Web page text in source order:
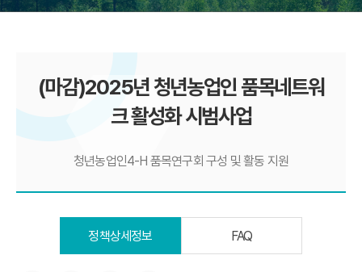
(마감)2025년 청년농업인 품목네트워
크 활성화 시범사업
청년농업인4-H 품목연구회 구성 및 활동 지원
정책상세정보 FAQ